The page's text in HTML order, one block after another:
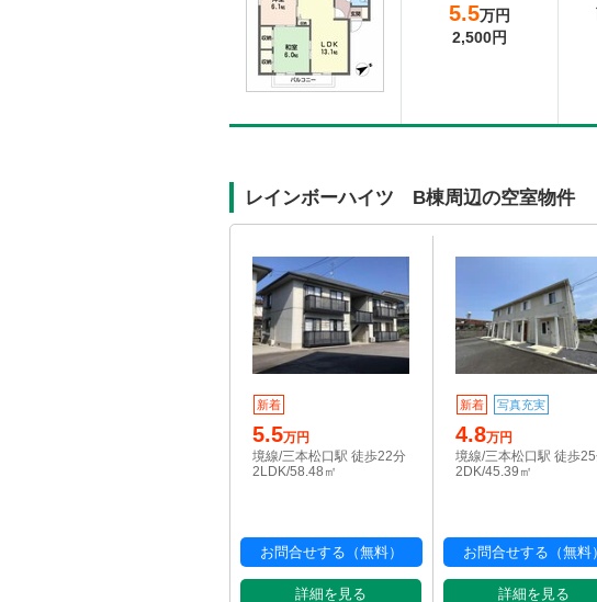
5.5万円
2,500円
レインボーハイツ B棟周辺の空室物件
新着
5.5万円
境線/三本松口駅 徒歩22分
2LDK/58.48㎡
お問合せする（無料）
詳細を見る
新着 写真充実
4.8万円
境線/三本松口駅 徒歩
2DK/45.39㎡
お問合せする（無料）
詳細を見る